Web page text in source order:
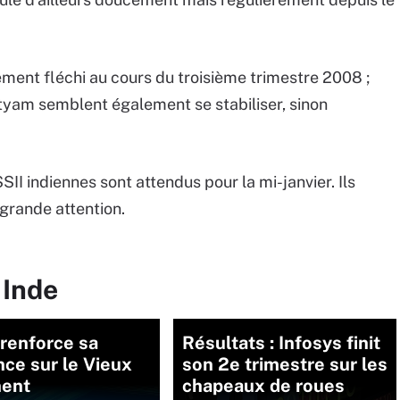
fléchi au cours du troisième trimestre 2008 ;
semblent également se stabiliser, sinon
indiennes sont attendus pour la mi-janvier. Ils
attention.
sa
sur le Vieux
Résultats : Infosys finit
son 2e trimestre sur les
chapeaux de roues